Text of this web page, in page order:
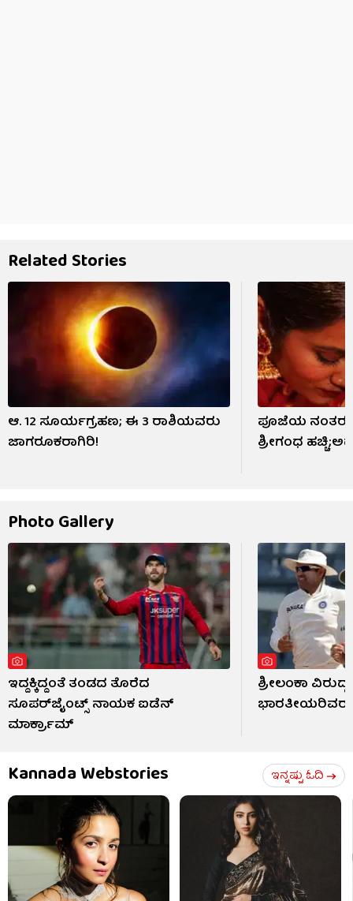
Related Stories
ಆ. 12 ಸೂರ್ಯಗ್ರಹಣ; ಈ 3 ರಾಶಿಯವರು
ಜಾಗರೂಕರಾಗಿರಿ!
ಪೂಜೆಯ ನಂತರ
ಶ್ರೀಗಂಧ
Photo Gallery
ಇದ್ದಕ್ಕಿದ್ದಂತೆ ತಂಡದ ತೊರೆದ
ಸೂಪರ್‌ಜೈಂಟ್ಸ್ ನಾಯಕ ಐಡೆನ್
ಮಾರ್ಕ್ರಾಮ್
ಶ್ರೀಲಂಕಾ
ಭಾರತೀಯರಿವರು
Kannada Webstories ಇನ್ನಷ್ಟು ಓದಿ